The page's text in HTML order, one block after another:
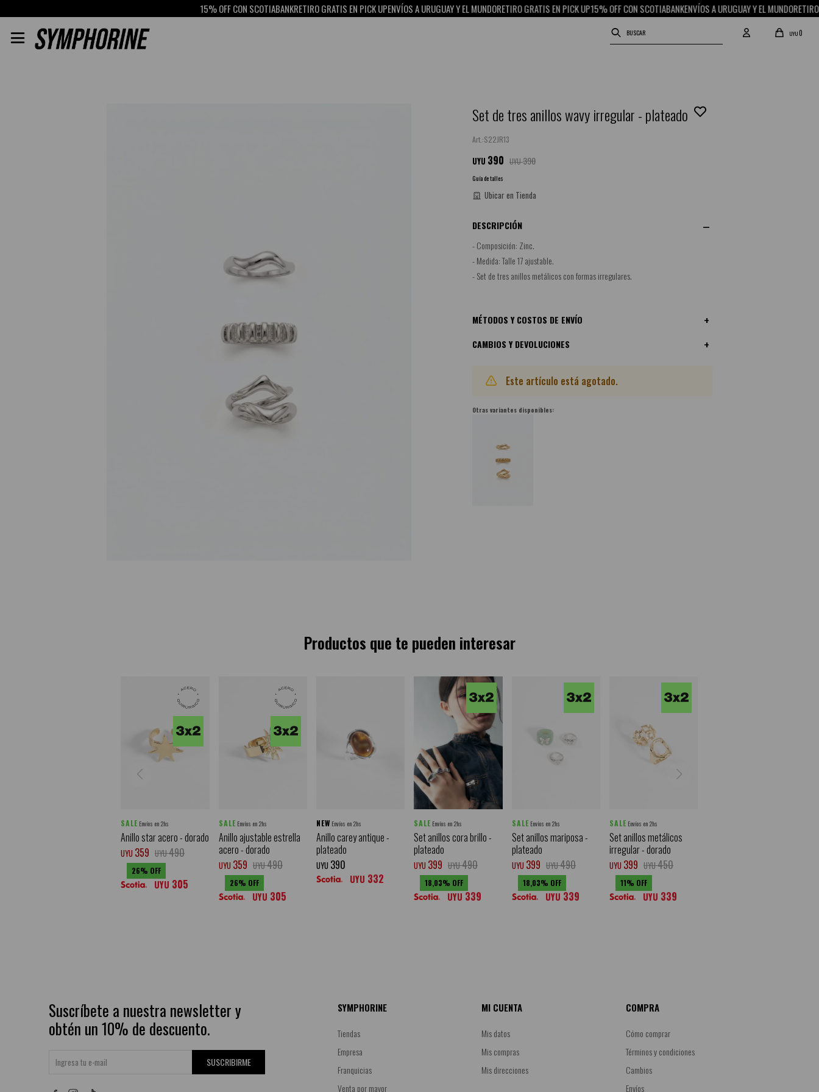
15% OFF CON SCOTIABANKRETIRO GRATIS EN PICK UPENVÍOS A URUGUAY Y EL MUNDORETIRO GRATIS EN PICK UP15% OFF CON SCOTIABANKENVÍOS A URUGUAY Y EL MUNDORETIRO
UYU0

Set de tres anillos wavy irregular - plateado
S22JR13
UYU 390 UYU390
Guía de talles
Ubicar en Tienda
DESCRIPCIÓN
- Composición: Zinc.
- Medida: Talle 17 ajustable.
- Set de tres anillos metálicos con formas irregulares.
MÉTODOS Y COSTOS DE ENVÍO
CAMBIOS Y DEVOLUCIONES
Este artículo está agotado.
Otras variantes disponibles:
Productos que te pueden interesar
SALE Envíos en 2hs
Anillo star acero - dorado
UYU 359 UYU490
26
UYU 305
SALE Envíos en 2hs
Anillo ajustable estrella
acero - dorado
UYU 359 UYU490
26
UYU 305
NEW Envíos en 2hs
Anillo carey antique -
plateado
UYU 390
UYU 332
SALE Envíos en 2hs
Set anillos cora brillo -
plateado
UYU 399 UYU490
18,03
UYU 339
SALE Envíos en 2hs
Set anillos mariposa -
plateado
UYU 399 UYU490
18,03
UYU 339
SALE Envíos en 2hs
Set anillos metálicos
irregular - dorado
UYU 399 UYU450
11
UYU 339
Suscríbete a nuestra newsletter y
obtén un 10% de descuento.
SUSCRIBIRME
SYMPHORINE
Tiendas
Empresa
Franquicias
Venta por mayor
MI CUENTA
Mis datos
Mis compras
Mis direcciones
COMPRA
Cómo comprar
Términos y condiciones
Cambios
Envíos